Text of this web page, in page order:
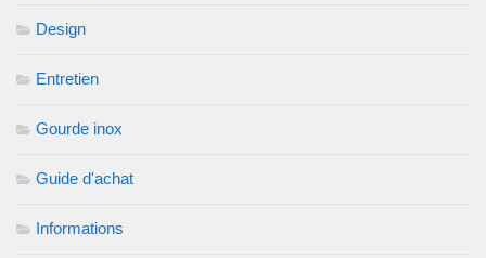
Design
Entretien
Gourde inox
Guide d'achat
Informations